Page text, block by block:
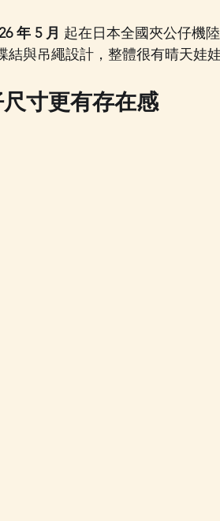
年 5 月 起在日本全國夾公仔機
結與吊繩設計，整體很有晴天娃
寸更有存在感